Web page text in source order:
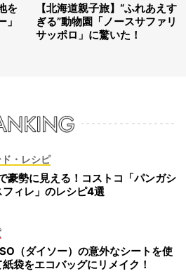
を
【北海道親子旅】“ふれあえす
ぎる”動物園「ノースサファリ
サッポロ」に驚いた！
・レシピ
豪勢に見える！コストコ「パンガシ
フィレ」のレシピ4選
（ダイソー）の意外なシートを使
紙袋をエコバッグにリメイク！